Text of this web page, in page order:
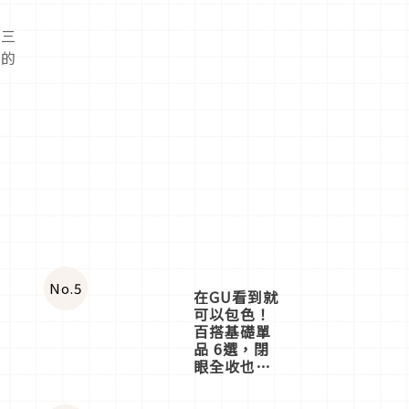
No.5 在GU看到就
可以包色！
百搭基礎單
品 6選，閉
眼全收也不